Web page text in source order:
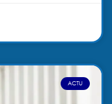
ACTU